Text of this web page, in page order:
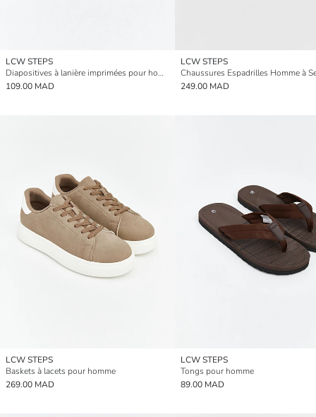
LCW STEPS
Diapositives à lanière imprimées pour homme
109.00 MAD
LCW STEPS
249.00 MAD
LCW STEPS
Baskets à lacets pour homme
269.00 MAD
LCW STEPS
Tongs pour homme
89.00 MAD